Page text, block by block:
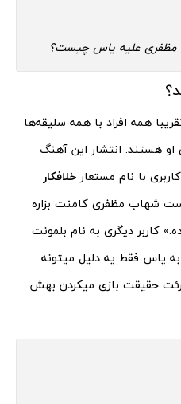
علیه یاس چیست؟
همه افراد با همه سلیقه‌ها
هستند. انتشار این آهنگ
با نام مستعار خلافکار
شهاب مظفری کامنت بزاره
.» کاربر دیگری به نام بلمونت
به یاس فقط یه دلیل میتونه
حقیقت بازی میکردن بهش